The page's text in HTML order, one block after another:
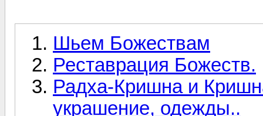
Шьем Божествам
Реставрация Божеств.
Радха-Кришна и
украшение, одежды..